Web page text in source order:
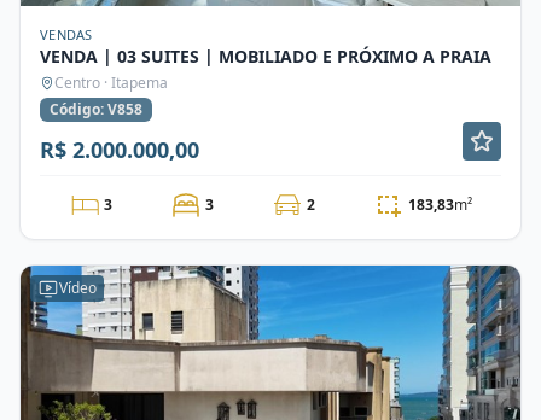
VENDAS
VENDA | 03 SUITES | MOBILIADO E PRÓXIMO A PRAIA
Centro · Itapema
Código: V858
R$ 2.000.000,00
3 3 2 183,83m²
Vídeo